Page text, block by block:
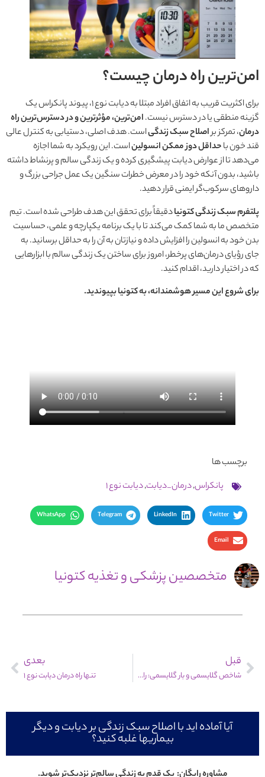
امن‌ترین راه درمان چیست؟
برای اکثریت قریب به اتفاق افراد مبتلا به دیابت نوع ۱، پیوند پانکراس یک
گزینه منطقی یا در دسترس نیست.امن‌ترین، مؤثرترین و در دسترس‌ترین راه
درمان، تمرکز براصلاح سبک زندگیاست. هدف اصلی، دستیابی به کنترل عالی
قند خون باحداقل دوز ممکن انسولیناست. این رویکرد به شما اجازه
می‌دهد تا از عوارض دیابت پیشگیری کرده و یک زندگی سالم و پرنشاط داشته
باشید، بدون آنکه خود را در معرض خطرات سنگین یک عمل جراحی بزرگ و
داروهای سرکوب‌گر ایمنی قرار دهید.
پلتفرم سبک زندگی کتونیادقیقاً برای تحقق این هدف طراحی شده است. تیم
متخصص ما به شما کمک می‌کند تا با یک برنامه یکپارچه و علمی، حساسیت
بدن خود به انسولین را افزایش داده و نیازتان به آن را به حداقل برسانید. به
جای رؤیای درمان‌های پرخطر، امروز برای ساختن یک زندگی سالم با ابزارهایی
که در اختیار دارید، اقدام کنید.
برای شروع این مسیر هوشمندانه، به کتونیا بپیوندید.
برچسب ها
پانکراس,درمان_دیابت,دیابت نوع 1
Twitter
LinkedIn
Telegram
WhatsApp
Email
متخصصین پزشکی و تغذیه کتونیا
قبل
شاخص گلایسمی و بار گلایسمی: راهنمای انتخاب دیابتی!
بعدی
تنها راه درمان دیابت نوع ۱
آیا آماده اید با اصلاح سبک زندگی بر دیابت و دیگر
بیماریها غلبه کنید؟